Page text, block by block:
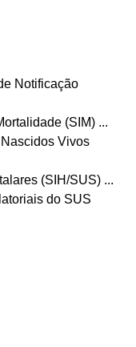
Notificação
(SIM) ...
Vivos
(SIH/SUS) ...
do SUS